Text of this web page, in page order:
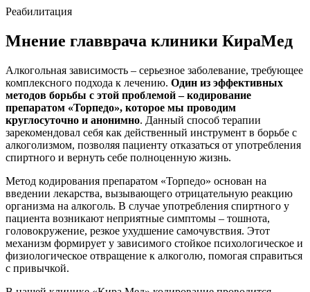
Реабилитация
Мнение главврача клиники КираМед
Алкогольная зависимость – серьезное заболевание, требующее
комплексного подхода к лечению. Один из эффективных
методов борьбы с этой проблемой – кодирование
препаратом «Торпедо», которое мы проводим
круглосуточно и анонимно. Данный способ терапии
зарекомендовал себя как действенный инструмент в борьбе с
алкоголизмом, позволяя пациенту отказаться от употребления
спиртного и вернуть себе полноценную жизнь.
Метод кодирования препаратом «Торпедо» основан на
введении лекарства, вызывающего отрицательную реакцию
организма на алкоголь. В случае употребления спиртного у
пациента возникают неприятные симптомы – тошнота,
головокружение, резкое ухудшение самочувствия. Этот
механизм формирует у зависимого стойкое психологическое и
физиологическое отвращение к алкоголю, помогая справиться
с привычкой.